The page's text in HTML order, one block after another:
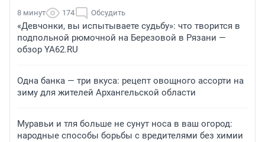
8 минут 174 Обсудить
«Девчонки, вы испытываете судьбу»: что творится в
подпольной рюмочной на Березовой в Рязани —
обзор YA62.RU
Одна банка — три вкуса: рецепт овощного ассорти на
зиму для жителей Архангельской области
Муравьи и тля больше не сунут носа в ваш огород:
народные способы борьбы с вредителями без химии